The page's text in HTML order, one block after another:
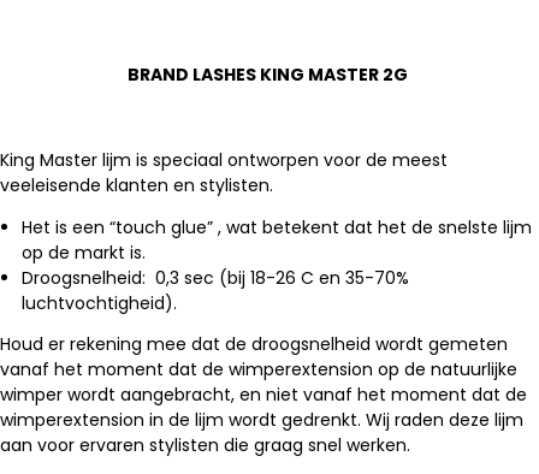
BRAND LASHES KING MASTER 2G
King Master lijm is speciaal ontworpen voor de meest
veeleisende klanten en stylisten.
Het is een “touch glue” , wat betekent dat het de snelste lijm
op de markt is.
Droogsnelheid: 0,3 sec (bij 18-26 C en 35-70%
luchtvochtigheid).
Houd er rekening mee dat de droogsnelheid wordt gemeten
vanaf het moment dat de wimperextension op de natuurlijke
wimper wordt aangebracht, en niet vanaf het moment dat de
wimperextension in de lijm wordt gedrenkt. Wij raden deze lijm
aan voor ervaren stylisten die graag snel werken.